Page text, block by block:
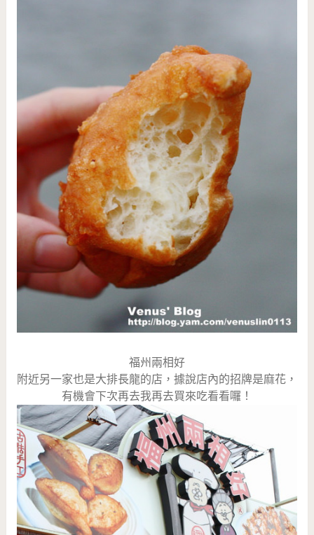
福州兩相好
附近另一家也是大排長龍的店，據說店內的招牌是麻花，
有機會下次再去我再去買來吃看看囉！